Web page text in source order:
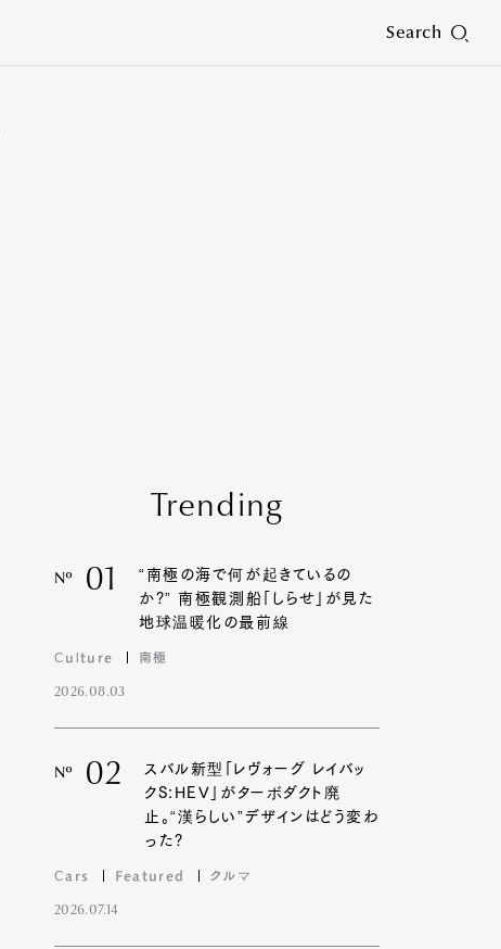
Search
Trending
Nº 01
“南極の海で何が起きているの
か?” 南極観測船「しらせ」が見た
地球温暖化の最前線
Culture 南極
2026.08.03
Nº 02
スバル新型「レヴォーグ レイバッ
クS:HEV」がターボダクト廃
止。“漢らしい”デザインはどう変わ
った?
Cars Featured クルマ
2026.07.14